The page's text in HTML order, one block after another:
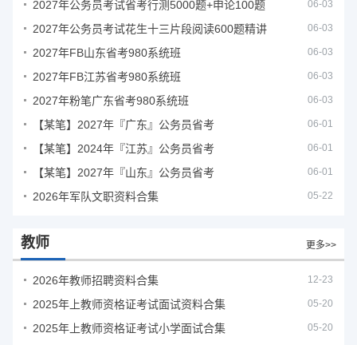
2027年公务员考试省考行测5000题+申论100题 06-03
2027年公务员考试花生十三片段阅读600题精讲 06-03
2027年FB山东省考980系统班 06-03
2027年FB江苏省考980系统班 06-03
2027年粉笔广东省考980系统班 06-03
【某笔】2027年『广东』公务员省考 06-01
【某笔】2024年『江苏』公务员省考 06-01
【某笔】2027年『山东』公务员省考 06-01
2026年军队文职资料合集 05-22
教师 更多>>
2026年教师招聘资料合集 12-23
2025年上教师资格证考试面试资料合集 05-20
2025年上教师资格证考试小学面试合集 05-20